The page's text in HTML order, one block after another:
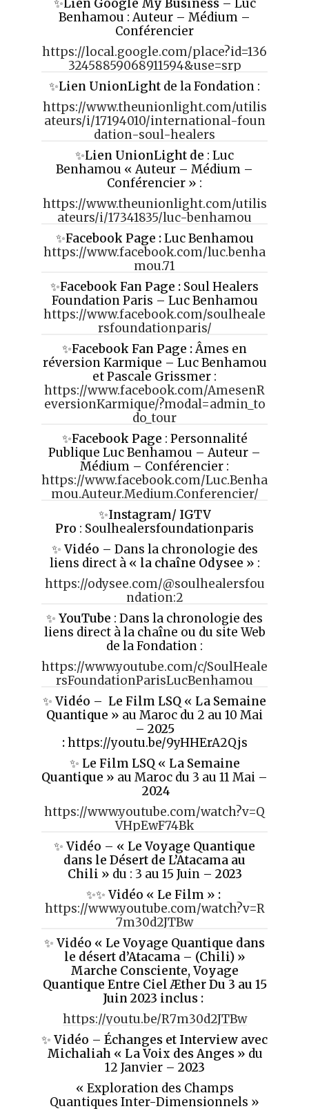
✨Lien Google My Business– Luc
Benhamou : Auteur – Médium –
Conférencier
https://local.google.com/place?id=136
32458859068911594&use=srp
✨Lien UnionLight de la Fondation :
https://www.theunionlight.com/utilis
ateurs/i/17194010/international-foun
dation-soul-healers
✨Lien UnionLight de : Luc
Benhamou « Auteur – Médium –
Conférencier » :
https://www.theunionlight.com/utilis
ateurs/i/17341835/luc-benhamou
✨Facebook Page :Luc Benhamou
https://www.facebook.com/luc.benha
mou.71
✨Facebook Fan Page : Soul Healers
Foundation Paris – Luc Benhamou
https://www.facebook.com/soulheale
rsfoundationparis/
✨Facebook Fan Page :Âmes en
réversion Karmique – Luc Benhamou
et Pascale Grissmer :
https://www.facebook.com/AmesenR
eversionKarmique/?modal=admin_to
do_tour
✨Facebook Page : Personnalité
Publique Luc Benhamou – Auteur –
Médium – Conférencier :
https://www.facebook.com/Luc.Benha
mou.Auteur.Medium.Conferencier/
✨Instagram/ IGTV
Pro : Soulhealersfoundationparis
✨ Vidéo – Dans la chronologie des
liens direct à « la chaîne Odysee » :
https://odysee.com/@soulhealersfou
ndation:2
✨ YouTube : Dans la chronologie des
liens direct à la chaîne ou du site Web
de la Fondation :
https://www.youtube.com/c/SoulHeale
rsFoundationParisLucBenhamou
✨ Vidéo – Le Film LSQ « La Semaine
Quantique » au Maroc du 2 au 10 Mai
– 2025
:https://youtu.be/9yHHErA2Qjs
✨ Le Film LSQ« La Semaine
Quantique » au Maroc du 3 au 11 Mai –
2024
https://www.youtube.com/watch?v=Q
VHpEwF74Bk
✨ Vidéo – « Le Voyage Quantique
dans le Désert de L’Atacama au
Chili » du : 3 au 15 Juin – 2023
✨✨ Vidéo « Le Film » :
https://www.youtube.com/watch?v=R
7m30d2JTBw
✨ Vidéo « Le Voyage Quantique dans
le désert d’Atacama – (Chili) »
Marche Consciente, Voyage
Quantique Entre Ciel Æther Du 3 au 15
Juin 2023 inclus :
https://youtu.be/R7m30d2JTBw
✨ Vidéo – Échanges et Interview avec
Michaliah « La Voix des Anges » du
12 Janvier – 2023
« Exploration des Champs
Quantiques Inter-Dimensionnels »